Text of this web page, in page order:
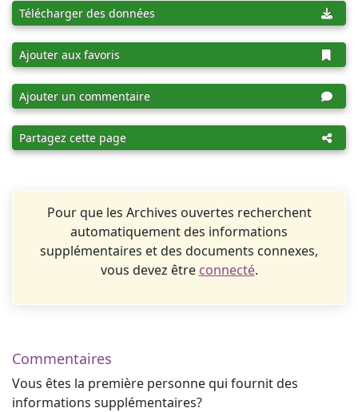
Télécharger des données
Ajouter aux favoris
Ajouter un commentaire
Partagez cette page
Pour que les Archives ouvertes recherchent
automatiquement des informations
supplémentaires et des documents connexes,
vous devez être connecté.
Commentaires
Vous êtes la première personne qui fournit des
informations supplémentaires?